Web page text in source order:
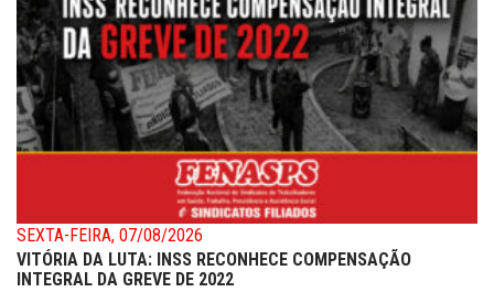
SEXTA-FEIRA, 07/08/2026
VITÓRIA DA LUTA: INSS RECONHECE COMPENSAÇÃO
INTEGRAL DA GREVE DE 2022